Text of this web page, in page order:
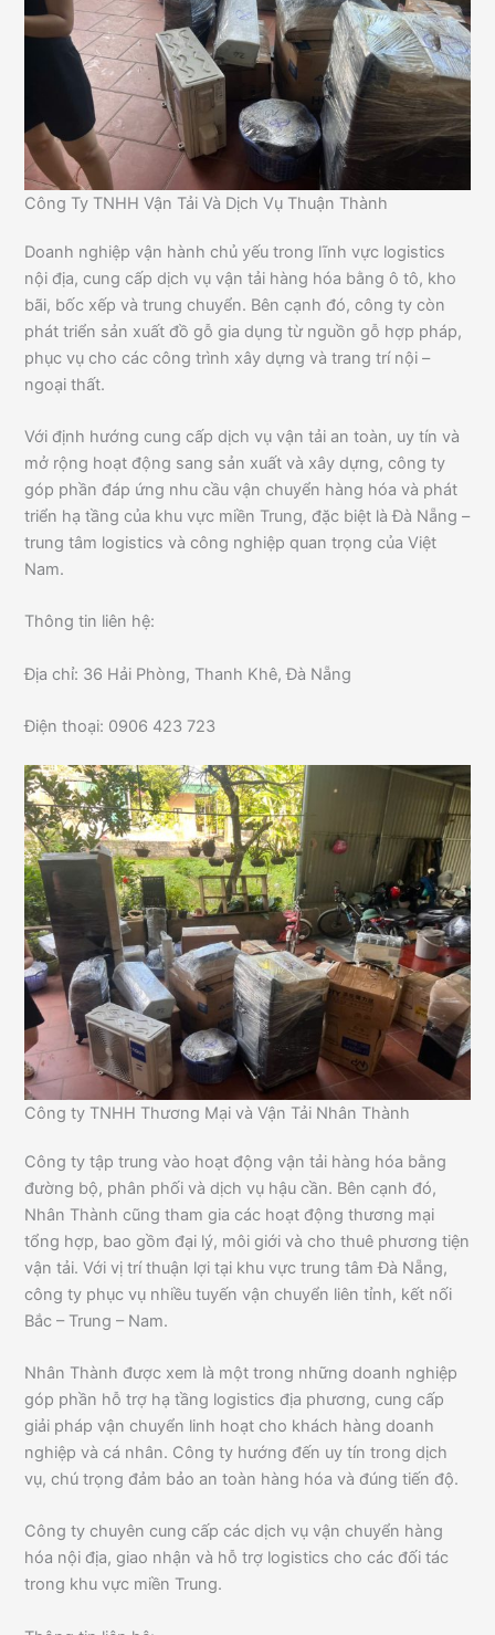
Công Ty TNHH Vận Tải Và Dịch Vụ Thuận Thành
Doanh nghiệp vận hành chủ yếu trong lĩnh vực logistics
nội địa, cung cấp dịch vụ vận tải hàng hóa bằng ô tô, kho
bãi, bốc xếp và trung chuyển. Bên cạnh đó, công ty còn
phát triển sản xuất đồ gỗ gia dụng từ nguồn gỗ hợp pháp,
phục vụ cho các công trình xây dựng và trang trí nội –
ngoại thất.
Với định hướng cung cấp dịch vụ vận tải an toàn, uy tín và
mở rộng hoạt động sang sản xuất và xây dựng, công ty
góp phần đáp ứng nhu cầu vận chuyển hàng hóa và phát
triển hạ tầng của khu vực miền Trung, đặc biệt là Đà Nẵng –
trung tâm logistics và công nghiệp quan trọng của Việt
Nam.
Thông tin liên hệ:
Địa chỉ: 36 Hải Phòng, Thanh Khê, Đà Nẵng
Điện thoại: 0906 423 723
Công ty TNHH Thương Mại và Vận Tải Nhân Thành
Công ty tập trung vào hoạt động vận tải hàng hóa bằng
đường bộ, phân phối và dịch vụ hậu cần. Bên cạnh đó,
Nhân Thành cũng tham gia các hoạt động thương mại
tổng hợp, bao gồm đại lý, môi giới và cho thuê phương tiện
vận tải. Với vị trí thuận lợi tại khu vực trung tâm Đà Nẵng,
công ty phục vụ nhiều tuyến vận chuyển liên tỉnh, kết nối
Bắc – Trung – Nam.
Nhân Thành được xem là một trong những doanh nghiệp
góp phần hỗ trợ hạ tầng logistics địa phương, cung cấp
giải pháp vận chuyển linh hoạt cho khách hàng doanh
nghiệp và cá nhân. Công ty hướng đến uy tín trong dịch
vụ, chú trọng đảm bảo an toàn hàng hóa và đúng tiến độ.
Công ty chuyên cung cấp các dịch vụ vận chuyển hàng
hóa nội địa, giao nhận và hỗ trợ logistics cho các đối tác
trong khu vực miền Trung.